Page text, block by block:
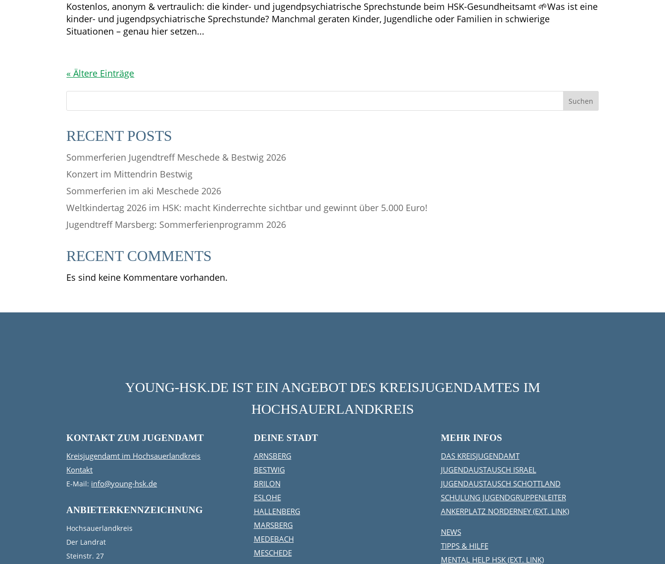
Kostenlos, anonym & vertraulich: die kinder- und jugendpsychiatrische Sprechstunde beim HSK-Gesundheitsamt 🌱Was ist eine
kinder- und jugendpsychiatrische Sprechstunde? Manchmal geraten Kinder, Jugendliche oder Familien in schwierige
Situationen – genau hier setzen...
« Ältere Einträge
Suchen
RECENT POSTS
Sommerferien Jugendtreff Meschede & Bestwig 2026
Konzert im Mittendrin Bestwig
Sommerferien im aki Meschede 2026
Weltkindertag 2026 im HSK: macht Kinderrechte sichtbar und gewinnt über 5.000 Euro!
Jugendtreff Marsberg: Sommerferienprogramm 2026
RECENT COMMENTS
Es sind keine Kommentare vorhanden.
YOUNG-HSK.DE IST EIN ANGEBOT DES KREISJUGENDAMTES IM
HOCHSAUERLANDKREIS
KONTAKT ZUM JUGENDAMT
Kreisjugendamt im Hochsauerlandkreis
Kontakt
E-Mail: info@young-hsk.de
ANBIETERKENNZEICHNUNG
Hochsauerlandkreis
Der Landrat
Steinstr. 27
DEINE STADT
ARNSBERG
BESTWIG
BRILON
ESLOHE
HALLENBERG
MARSBERG
MEDEBACH
MESCHEDE
MEHR INFOS
DAS KREISJUGENDAMT
JUGENDAUSTAUSCH ISRAEL
JUGENDAUSTAUSCH SCHOTTLAND
SCHULUNG JUGENDGRUPPENLEITER
ANKERPLATZ NORDERNEY (EXT. LINK)
NEWS
TIPPS & HILFE
MENTAL HELP HSK (EXT. LINK)